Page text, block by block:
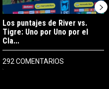
Los puntajes de River vs.
Tigre: Uno por Uno por el
Cla...
292 COMENTARIOS